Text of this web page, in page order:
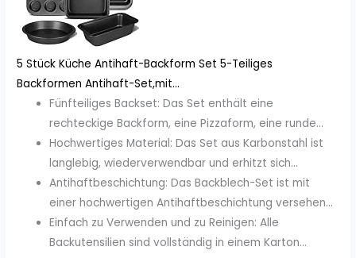
5 Stück Küche Antihaft-Backform Set 5-Teiliges
Backformen Antihaft-Set,mit...
Fünfteiliges Backset: Das Set enthält eine
rechteckige Backform, eine Pizzaform, eine runde...
Hochwertiges Material: Das Set aus Karbonstahl ist
langlebig, wiederverwendbar und erhitzt sich...
Antihaftbeschichtung: Das Backblech-Set ist mit
einer hochwertigen Antihaftbeschichtung versehen...
Einfach zu Verwenden und zu Reinigen: Alle
Backutensilien sind vollständig in einem Karton...